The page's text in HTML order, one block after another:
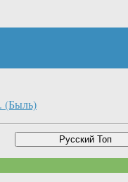
(Быль)